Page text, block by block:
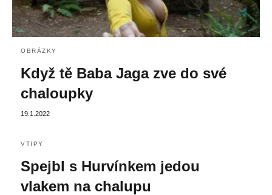
OBRÁZKY
Když tě Baba Jaga zve do své
chaloupky
19.1.2022
VTIPY
Spejbl s Hurvínkem jedou
vlakem na chalupu